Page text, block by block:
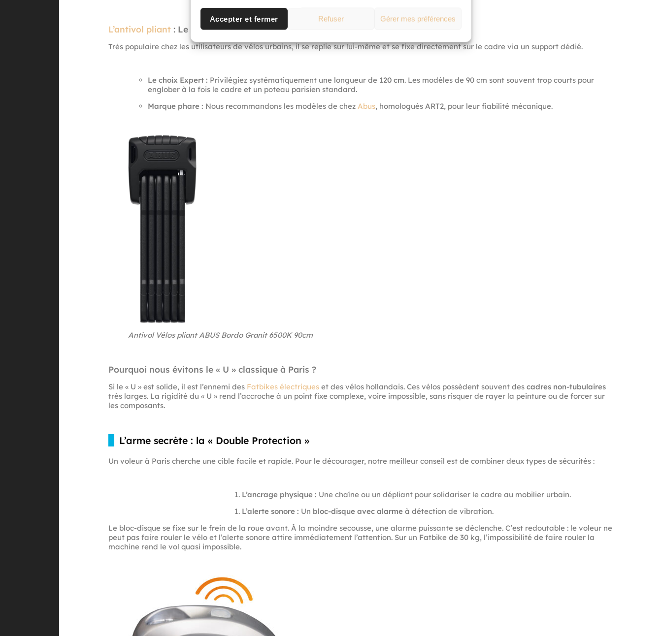
Accepter et fermer Refuser Gérer mes préférences
L’antivol pliant : Le compromis idéal pour le vélotaf
Très populaire chez les utilisateurs de vélos urbains, il se replie sur lui-même et se fixe directement sur le cadre via un support dédié.
Le choix Expert : Privilégiez systématiquement une longueur de 120 cm. Les modèles de 90 cm sont souvent trop courts pour
englober à la fois le cadre et un poteau parisien standard.
Marque phare : Nous recommandons les modèles de chez Abus, homologués ART2, pour leur fiabilité mécanique.
Antivol Vélos pliant ABUS Bordo Granit 6500K 90cm
Pourquoi nous évitons le « U » classique à Paris ?
Si le « U » est solide, il est l’ennemi des Fatbikes électriques et des vélos hollandais. Ces vélos possèdent souvent des cadres non-tubulaires
très larges. La rigidité du « U » rend l’accroche à un point fixe complexe, voire impossible, sans risquer de rayer la peinture ou de forcer sur
les composants.
L’arme secrète : la « Double Protection »
Un voleur à Paris cherche une cible facile et rapide. Pour le décourager, notre meilleur conseil est de combiner deux types de sécurités :
L’ancrage physique : Une chaîne ou un dépliant pour solidariser le cadre au mobilier urbain.
L’alerte sonore : Un bloc-disque avec alarmeà détection de vibration.
Le bloc-disque se fixe sur le frein de la roue avant. À la moindre secousse, une alarme puissante se déclenche. C’est redoutable : le voleur ne
peut pas faire rouler le vélo et l’alerte sonore attire immédiatement l’attention. Sur un Fatbike de 30 kg, l’impossibilité de faire rouler la
machine rend le vol quasi impossible.